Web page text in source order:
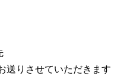
送りさせていただきます